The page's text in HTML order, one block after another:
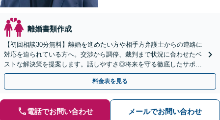
離婚書類作成
【初回相談30分無料】離婚を進めたい方や相手方弁護士からの連絡に
対応を迫られている方へ。交渉から調停、裁判まで状況に合わせたベ
ストな解決策を提案します。話しやすさ◎将来を守る徹底したサポー
トをいたします【滋賀県・大阪府・京都府対応】
料金表を見る
電話でお問い合わせ メールでお問い合わせ